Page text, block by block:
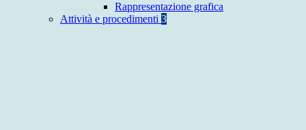
Rappresentazione grafica
Attività e procedimenti 3